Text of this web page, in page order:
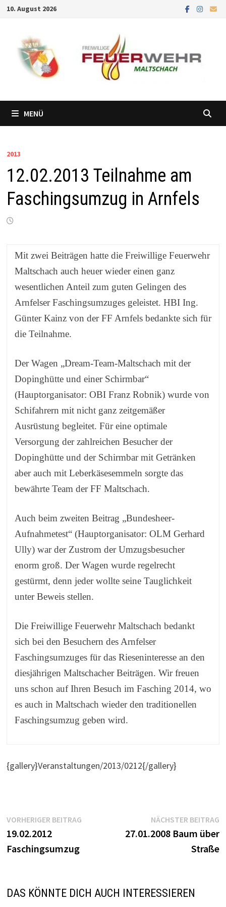
Zum
springen
10. August 2026
MENÜ
2013
12.02.2013 Teilnahme am
Faschingsumzug in Arnfels
Mit zwei Beiträgen hatte die Freiwillige Feuerwehr
Maltschach auch heuer wieder einen ganz
wesentlichen Anteil zum guten Gelingen des
Arnfelser Faschingsumzuges geleistet. HBI Ing.
Günter Kainz von der FF Arnfels bedankte sich für
die Teilnahme.
Der Wagen „Dream-Team-Maltschach mit der
Dopinghütte und einer Schirmbar“
(Hauptorganisator: OBI Franz Robnik) wurde von
Schifahrern mit nicht ganz zeitgemäßer
Ausrüstung begleitet. Für eine optimale
Versorgung der zahlreichen Besucher der
Dopinghütte und der Schirmbar mit Getränken
aber auch mit Leberkäsesemmeln sorgte das
bewährte Team der FF Maltschach.
Auch beim zweiten Beitrag „Bundesheer-
Aufnahmetest“ (Hauptorganisator: OLM Gerhard
Ully) war der Zustrom der Umzugsbesucher
enorm groß. Der Wagen wurde regelrecht
gestürmt, denn jeder wollte seine Tauglichkeit
unter Beweis stellen.
Die Freiwillige Feuerwehr Maltschach bedankt
sich bei den Besuchern des Arnfelser
Faschingsumzuges für das Rieseninteresse an den
diesjährigen Maltschacher Beiträgen. Wir freuen
uns schon auf Ihren Besuch im Fasching 2014, wo
es auch in Maltschach wieder den traditionellen
Faschingsumzug geben wird.
{gallery}Veranstaltungen/2013/0212{/gallery}
Beitragsnavigation
VORHERIGER BEITRAGVorheriger
19.02.2012
Faschingsumzug
NÄCHSTER BEITRAG
27.01.2008 Baum über
Straße
DAS KÖNNTE DICH AUCH INTERESSIEREN